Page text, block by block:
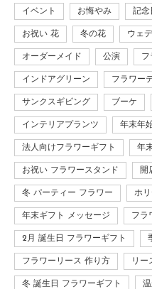
イベント お悔やみ 記念
お祝い 花 冬の花 ウェ
オーダーメイド 公演 フ
インドアグリーン フラワー
サンクスギビング ブーケ
インテリアプランツ 年末年
法人向けフラワーギフト 年
お祝い フラワースタンド 開
冬 パーティー フラワー ホ
年末ギフト メッセージ フラ
2月 誕生日 フラワーギフト
フラワーリース 作り方 リー
冬 誕生日 フラワーギフト